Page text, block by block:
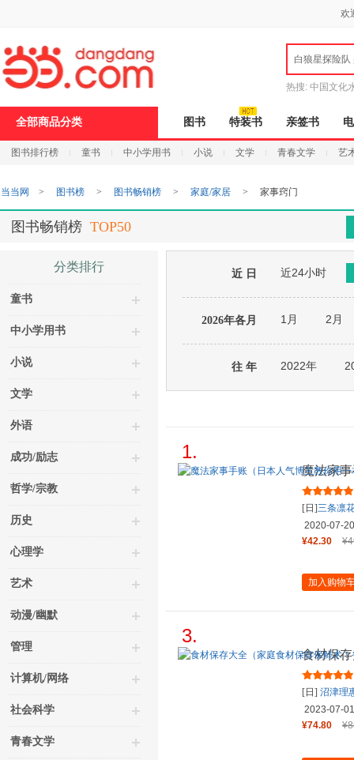
欢
白狼星探险队
热搜: 中国文化
全部商品分类 图书 特装书 亲签书
图书排行榜 童书 中小学用书 小说 文学 青春文学 艺
打
开
无
障
页
加
当当网 > 图书榜 > 图书畅销榜 > 家庭/家居 > 家事窍门
图书畅销榜 TOP50
分类排行
童书
中小学用书
小说
文学
外语
成功/励志
哲学/宗教
历史
心理学
艺术
动漫/幽默
管理
计算机/网络
社会科学
青春文学
近 日 近24小时
2026年各月 1月 2月
往 年 2022年
1.
魔法家
手账将
[日]三条凛
2020-07-20
¥42.30
加入购物
3.
食材保
钱、健
[日] 沼津理
2023-07-01
¥74.80